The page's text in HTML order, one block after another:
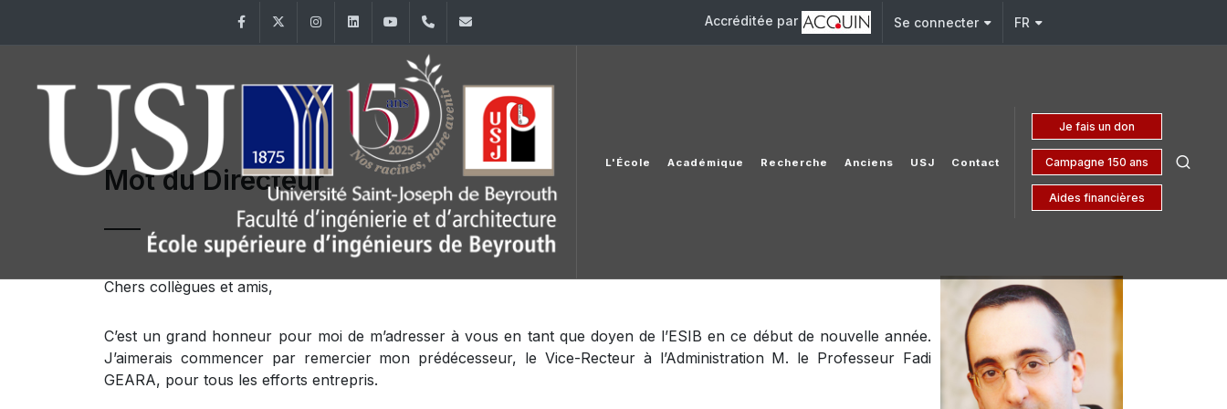
FacebookTwitter InstagramLinkedInYouTube+961 (1) 421 317
Secretariat.esib@usj.edu.lb;Secretariat2.esib@usj.edu.lb
Accréditée par Se connecter FR
Je fais un don
Campagne 150 ans
Aides financières
L'École Académique Recherche Anciens USJ Contact
Mot du Directeur
Chers collègues et amis,
C’est un grand honneur pour moi de m’adresser à vous en tant que doyen de l’ESIB en ce début de nouvelle année.
J’aimerais commencer par remercier mon prédécesseur, le Vice-Recteur à l’Administration M. le Professeur Fadi
GEARA, pour tous les efforts entrepris.